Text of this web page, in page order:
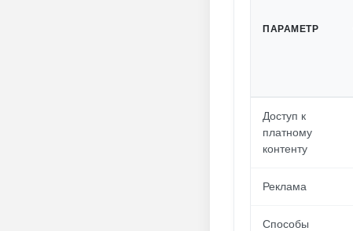
ПАРАМЕТР
Доступ к
платному
контенту
Реклама
Способы